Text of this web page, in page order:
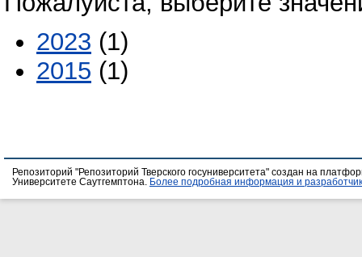
2023 (1)
2015 (1)
Репозиторий "Репозиторий Тверского госуниверситета" создан на
Университете Саутгемптона.
Более подробная информация и